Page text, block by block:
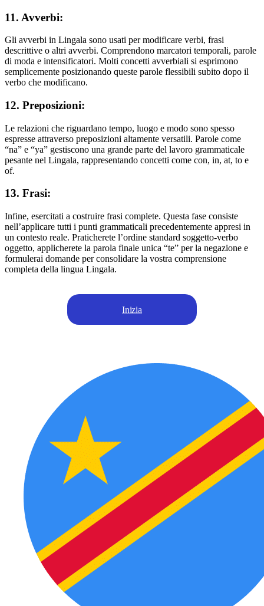
11. Avverbi:
Gli avverbi in Lingala sono usati per modificare verbi, frasi
descrittive o altri avverbi. Comprendono marcatori temporali, parole
di moda e intensificatori. Molti concetti avverbiali si esprimono
semplicemente posizionando queste parole flessibili subito dopo il
verbo che modificano.
12. Preposizioni:
Le relazioni che riguardano tempo, luogo e modo sono spesso
espresse attraverso preposizioni altamente versatili. Parole come
“na” e “ya” gestiscono una grande parte del lavoro grammaticale
pesante nel Lingala, rappresentando concetti come con, in, at, to e
of.
13. Frasi:
Infine, esercitati a costruire frasi complete. Questa fase consiste
nell’applicare tutti i punti grammaticali precedentemente appresi in
un contesto reale. Praticherete l’ordine standard soggetto-verbo
oggetto, applicherete la parola finale unica “te” per la negazione e
formulerai domande per consolidare la vostra comprensione
completa della lingua Lingala.
Inizia